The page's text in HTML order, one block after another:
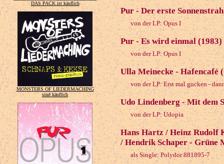
DAS PACK ist käuflich
MONSTERS OF LIEDERMACHING
sind käuflich
Pur - Der erste
von der LP: Opus I
Pur - Es wird einmal (1983)
von der LP: Opus I
Ulla Meinecke - Hafencafé
von der LP: Erst mal gucken -
Udo Lindenberg - Mit dem
von der LP: Udopia
Hans Hartz / Heinz Rudolf
/ Hendrik Schaper - Grüne
als Single: Polydor 881895-7